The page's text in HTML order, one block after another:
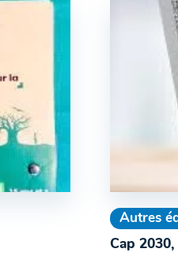
Autres
Cap